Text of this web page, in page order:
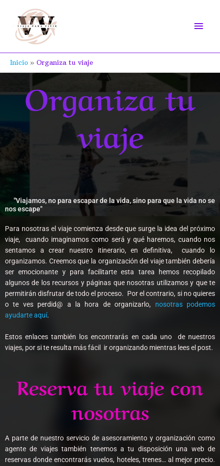
contenido
Inicio Organiza tu viaje
Organiza tu
viaje
"Viajamos, no para escapar de la vida, sino para que la vida no se
nos escape"
Para nosotras el viaje comienza desde que surge la idea del próximo
viaje, cuando imaginamos como será y qué haremos, cuando nos
sentamos a crear nuestro itinerario, en definitiva, cuando lo
organizamos. Creemos que la organización del viaje también debería
ser emocionante y para facilitarte esta tarea hemos recopilado
algunos de los recursos y páginas que nosotras utilizamos y que te
permitirán disfrutar de todo el proceso. Por el contrario, si no quieres
o te ves perdid@ a la hora de organizarlo, nosotras podemos
ayudarte aquí.
Estos enlaces también los encontrarás en cada uno de nuestros
viajes, por si te resulta más fácil ir organizando mientras lees el post.
Reserva tu viaje con
nosotras
A parte de nuestro servicio de asesoramiento y organización como
agente de viajes también tenemos a tu disposición una web de
reservas donde encontrarás vuelos, hoteles, trenes… al mejor precio.